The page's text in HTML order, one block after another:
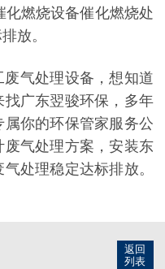
燃烧设备催化燃烧处
放。
气处理设备，想知道
广东翌骏环保，多年
属你的环保管家服务公
气处理方案，安装东
处理稳定达标排放。
返回
列表